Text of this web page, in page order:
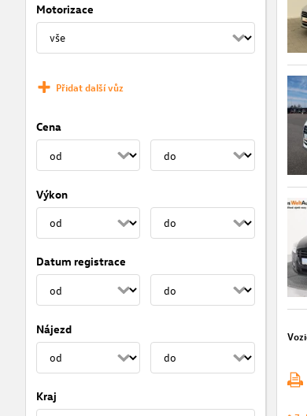
Motorizace
Přidat další vůz
Cena
Výkon
Datum registrace
Nájezd
Kraj